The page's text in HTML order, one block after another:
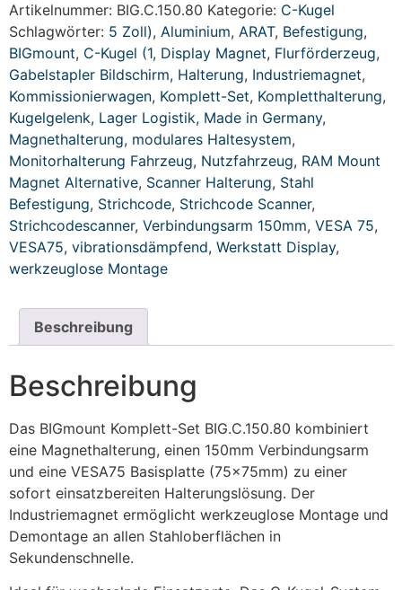
Artikelnummer: BIG.C.150.80 Kategorie: C-Kugel
Schlagwörter: 5 Zoll), Aluminium, ARAT, Befestigung,
BIGmount, C-Kugel (1, Display Magnet, Flurförderzeug,
Gabelstapler Bildschirm, Halterung, Industriemagnet,
Kommissionierwagen, Komplett-Set, Kompletthalterung,
Kugelgelenk, Lager Logistik, Made in Germany,
Magnethalterung, modulares Haltesystem,
Monitorhalterung Fahrzeug, Nutzfahrzeug, RAM Mount
Magnet Alternative, Scanner Halterung, Stahl
Befestigung, Strichcode, Strichcode Scanner,
Strichcodescanner, Verbindungsarm 150mm, VESA 75,
VESA75, vibrationsdämpfend, Werkstatt Display,
werkzeuglose Montage
Beschreibung
Beschreibung
Das BIGmount Komplett-Set BIG.C.150.80 kombiniert
eine Magnethalterung, einen 150mm Verbindungsarm
und eine VESA75 Basisplatte (75x75mm) zu einer
sofort einsatzbereiten Halterungslösung. Der
Industriemagnet ermöglicht werkzeuglose Montage und
Demontage an allen Stahloberflächen in
Sekundenschnelle.